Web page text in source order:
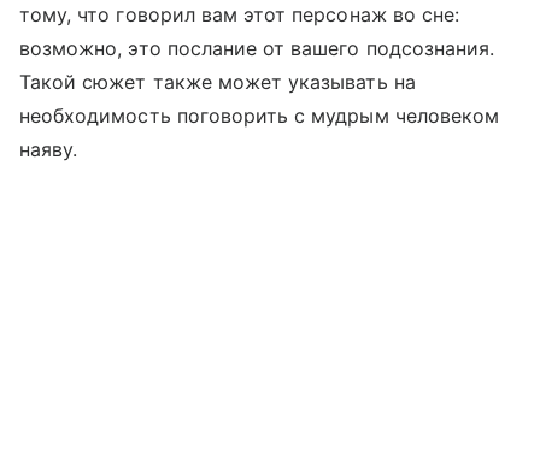
тому, что говорил вам этот персонаж во сне:
возможно, это послание от вашего подсознания.
Такой сюжет также может указывать на
необходимость поговорить с мудрым человеком
наяву.